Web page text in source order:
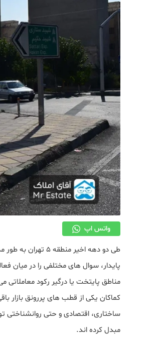
صنعت ساختمان
معماری
همایش و نمایشگاه
واتس اپ
طی دو دهه اخیر منطقه ۵ تهران به طور مداوم در راس آمار
پایدار، سوال های مختلفی را در میان
کماکان یکی از قطب‌ های پررونق بازار
مبدل کرده‌ اند.